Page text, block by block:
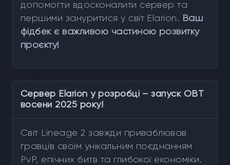
допомогти вдосконалити сервер та
першими зануритися у світ Elarion. Ваш
фідбек є важливою частиною розвитку
проєкту!
Сервер Elarion у розробці – запуск OBT
восени 2025 року!
Світ Lineage 2 завжди приваблював
гравців своїм унікальним поєднанням
PvP, епічних битв та глибокої економіки.